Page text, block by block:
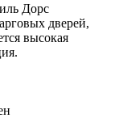
Дорс
дверей,
высокая